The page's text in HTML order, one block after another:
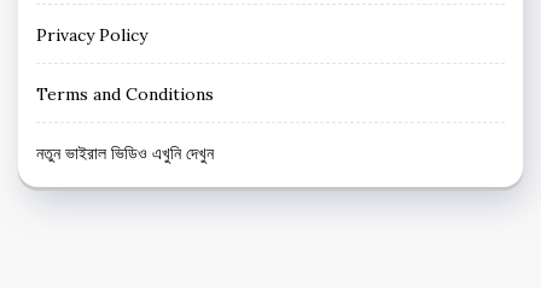
Privacy Policy
Terms and Conditions
নতুন ভাইরাল ভিডিও এখুনি দেখুন